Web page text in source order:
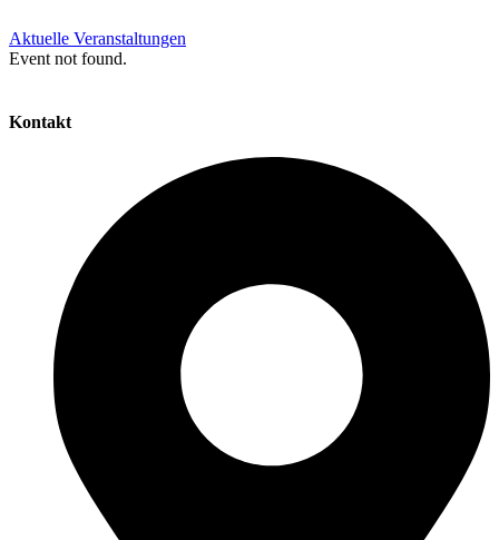
Aktuelle Veranstaltungen
Event not found.
Kontakt